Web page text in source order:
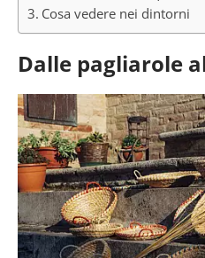
Cosa vedere nei dintorni
Dalle pagliarole